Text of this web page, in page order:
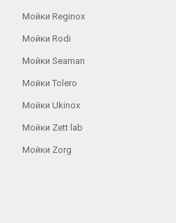
Мойки Reginox
Мойки Rodi
Мойки Seaman
Мойки Tolero
Мойки Ukinox
Мойки Zett lab
Мойки Zorg